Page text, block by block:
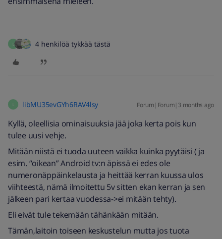
L 4 henkilöä tykkää tästä
L libMU35evGYh6RAV4lsy Forum|Forum|3 months ago
Kyllä, oleellisia ominaisuuksia jää joka kerta pois kun
tulee uusi vehje.
Mitään niistä ei tuoda uuteen vaikka kuinka pyytäisi ( ja
esim. “oikean” Android tv:n äpissä ei edes ole
numeronäppäinkelausta ja heittää kerran kuussa ulos
viihteestä, nämä ilmoitettu 5v sitten ekan kerran ja sen
jälkeen pari kertaa vuodessa->ei mitään tehty).
Eli eivät tule tekemään tähänkään mitään.
Tämän,laitoin toiseen keskustelun mutta jos tuota